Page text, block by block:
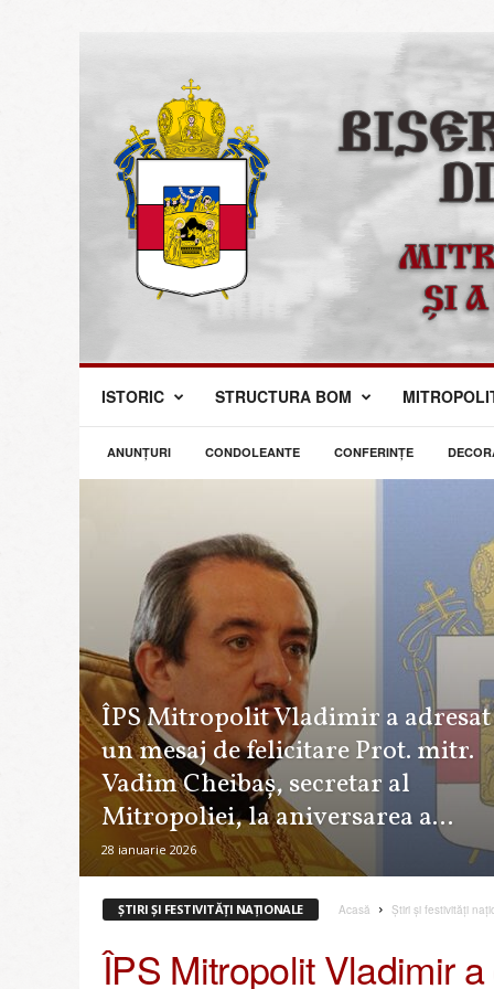
M
i
ş
i
n
ă
u
i
ISTORIC STRUCTURA BOM
ANUNŢURI CONDOLEANTE CONFERINȚE
ÎPS Mitropolit Vladimir a adresat
un mesaj de felicitare Prot. mitr.
Vadim Cheibaș, secretar al
Mitropoliei, la aniversarea a...
28 ianuarie 2026
ȘTIRI ȘI FESTIVITĂȚI NAȚIONALE Acasă Știri și festivități
ÎPS Mitropolit Vladimir